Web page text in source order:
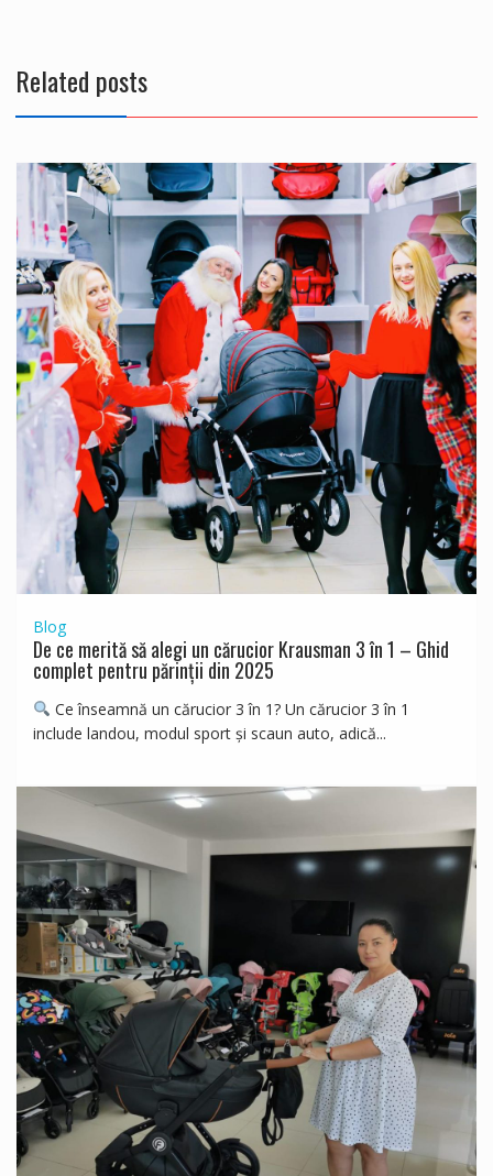
Related posts
Blog
De ce merită să alegi un cărucior Krausman 3 în 1 – Ghid
complet pentru părinții din 2025
Ce înseamnă un cărucior 3 în 1? Un cărucior 3 în 1
include landou, modul sport și scaun auto, adică...